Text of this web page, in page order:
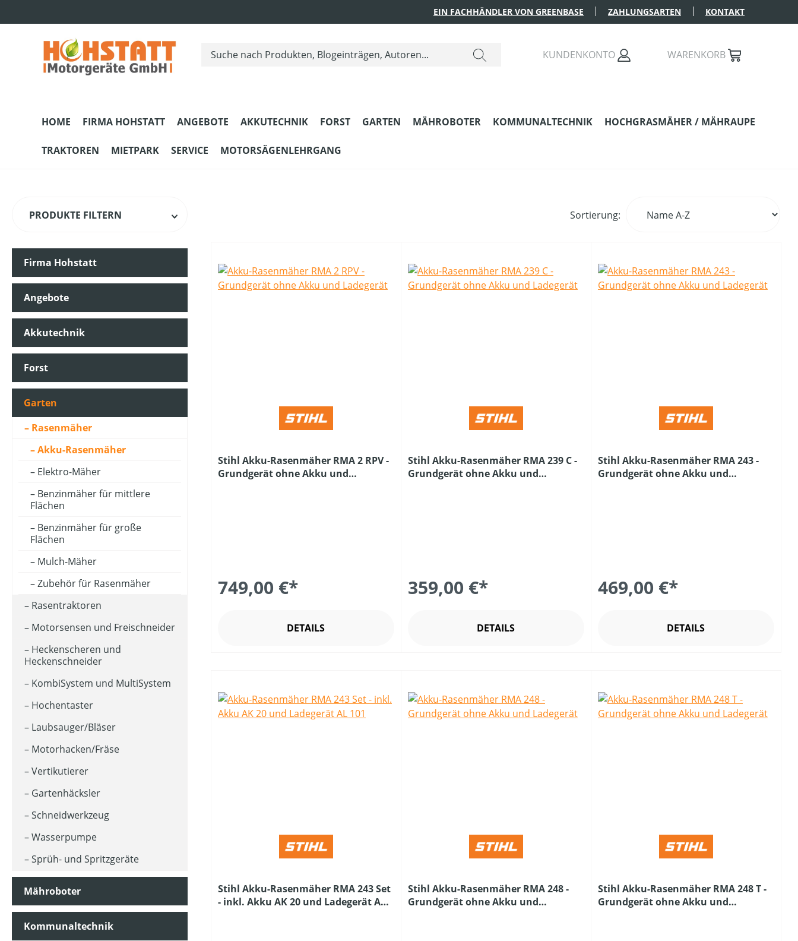
EIN FACHHÄNDLER VON GREENBASE ZAHLUNGSARTEN KONTAKT
KUNDENKONTO WARENKORB
HOME FIRMA HOHSTATT ANGEBOTE AKKUTECHNIK FORST GARTEN MÄHROBOTER KOMMUNALTECHNIK HOCHGRASMÄHER / MÄHRAUPE
TRAKTOREN MIETPARK SERVICE MOTORSÄGENLEHRGANG
PRODUKTE FILTERN
HERSTELLER
ARBEITSBREITE (IN CM)
ARBEITSSTUFENANZAHL
AUSWURFART
BETRIEBSART
FAHRANTRIEBSART
FANGSACKVOLUMEN MAX (IN L)
FARBE (GERÄT)
FASSUNGSVOLUMEN MAX (IN L)
GEEIGNET FÜR SÄGEKETTEN (IN ")
GESCHWINDIGKEIT MAX (IN KM/H)
KLASSIFIZIERUNG
MATERIALART
MOTORLEISTUNG (IN UMDREHUNGEN/MIN)
MOTORLEISTUNG (IN WATT)
MOTORLEISTUNG (IN KW)
Firma Hohstatt
Angebote
Akkutechnik
Forst
Garten
Rasenmäher
Akku-Rasenmäher
Elektro-Mäher
Benzinmäher für mittlere
Flächen
Benzinmäher für große
Flächen
Mulch-Mäher
Zubehör für Rasenmäher
Rasentraktoren
Motorsensen und Freischneider
Heckenscheren und
Heckenschneider
KombiSystem und MultiSystem
Hochentaster
Laubsauger/Bläser
Motorhacken/Fräse
Vertikutierer
Gartenhäcksler
Schneidwerkzeug
Wasserpumpe
Sprüh- und Spritzgeräte
Mähroboter
Kommunaltechnik
Sortierung:
Stihl Akku-Rasenmäher RMA 2 RPV -
Grundgerät ohne Akku und
749,00 €*
DETAILS
Stihl Akku-Rasenmäher RMA 239 C -
Grundgerät ohne Akku und
359,00 €*
DETAILS
Stihl Akku-Rasenmäher RMA 243 -
Grundgerät ohne Akku und
469,00 €*
DETAILS
Stihl Akku-Rasenmäher RMA 243 Set
- inkl. Akku AK 20 und Ladegerät AL
Stihl Akku-Rasenmäher RMA 248 -
Grundgerät ohne Akku und
Stihl Akku-Rasenmäher RMA 248 T -
Grundgerät ohne Akku und